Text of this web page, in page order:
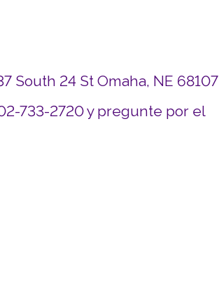
South 24 St Omaha, NE 68107
733-2720 y pregunte por el